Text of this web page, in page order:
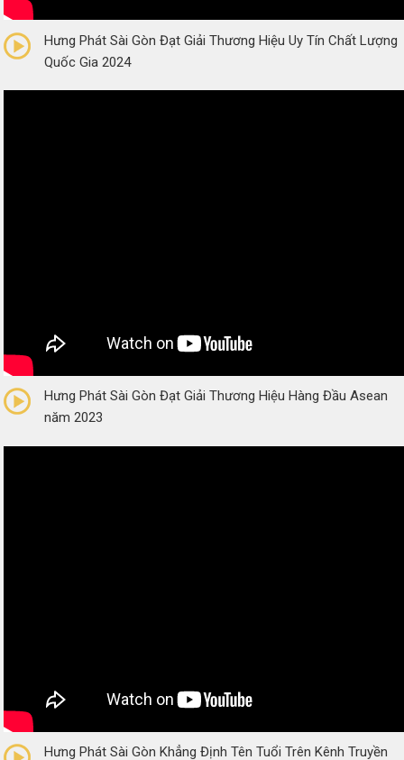
(0 Reviews)
Hưng Phát Sài Gòn Đạt Giải Thương Hiệu Uy Tín Chất Lượng
Quốc Gia 2024
(0 Reviews)
Hưng Phát Sài Gòn Đạt Giải Thương Hiệu Hàng Đầu Asean
năm 2023
(0 Reviews)
Hưng Phát Sài Gòn Khẳng Định Tên Tuổi Trên Kênh Truyền